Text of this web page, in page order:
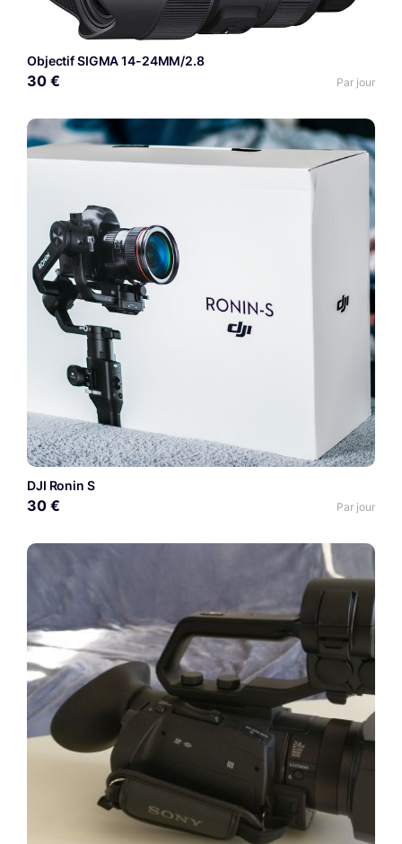
Objectif SIGMA 14-24MM/2.8
30 € Par jour
DJI Ronin S
30 € Par jour